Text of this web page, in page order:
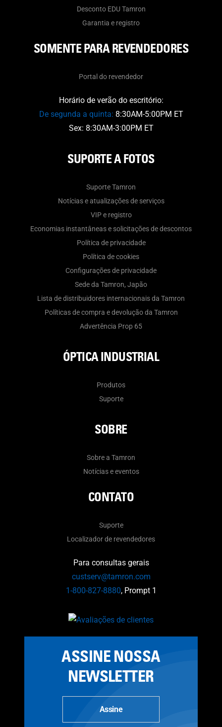
Desconto EDU Tamron
Garantia e registro
SOMENTE PARA REVENDEDORES
Portal do revendedor
Horário de verão do escritório:
De segunda a quinta: 8:30AM-5:00PM ET
Sex: 8:30AM-3:00PM ET
SUPORTE A FOTOS
Suporte Tamron
Notícias e atualizações de serviços
VIP e registro
Economias instantâneas e solicitações de descontos
Política de privacidade
Política de cookies
Configurações de privacidade
Sede da Tamron, Japão
Lista de distribuidores internacionais da Tamron
Políticas de compra e devolução da Tamron
Advertência Prop 65
ÓPTICA INDUSTRIAL
Produtos
Suporte
SOBRE
Sobre a Tamron
Notícias e eventos
CONTATO
Suporte
Localizador de revendedores
Para consultas gerais
custserv@tamron.com
1-800-827-8880, Prompt 1
ASSINE NOSSA
NEWSLETTER
Assine